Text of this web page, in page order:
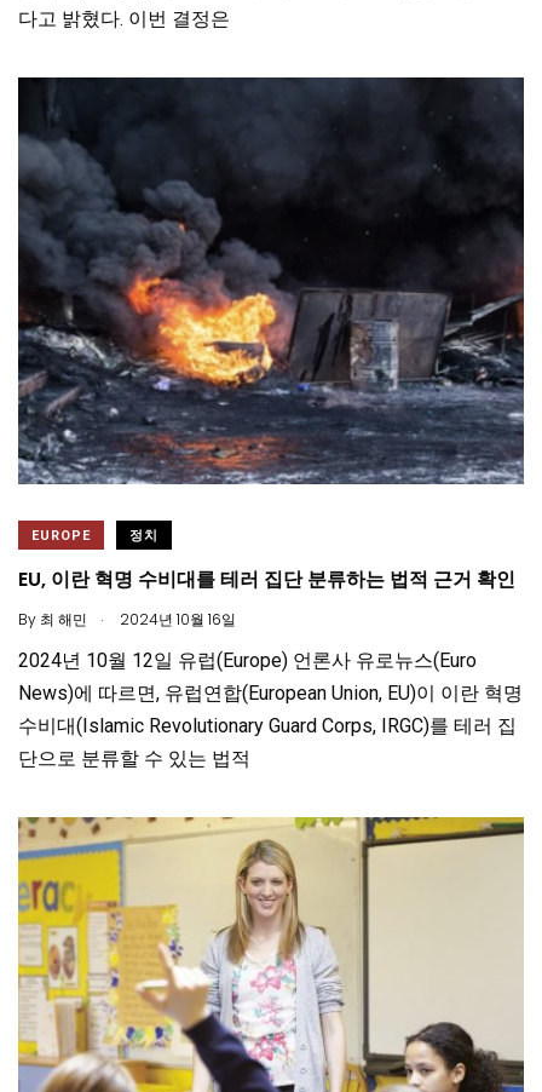
다고 밝혔다. 이번 결정은
EUROPE 정치
EU, 이란 혁명 수비대를 테러 집단 분류하는 법적 근거 확인
By 최 해민 . 2024년 10월 16일
2024년 10월 12일 유럽(Europe) 언론사 유로뉴스(Euro
News)에 따르면, 유럽연합(European Union, EU)이 이란 혁명
수비대(Islamic Revolutionary Guard Corps, IRGC)를 테러 집
단으로 분류할 수 있는 법적